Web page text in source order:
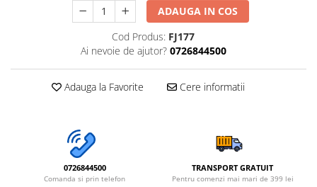
ADAUGA IN COS
Cod Produs: FJ177
Ai nevoie de ajutor? 0726844500
Adauga la Favorite Cere informatii
0726844500
Comanda si prin telefon
TRANSPORT GRATUIT
Pentru comenzi mai mari de 399 lei